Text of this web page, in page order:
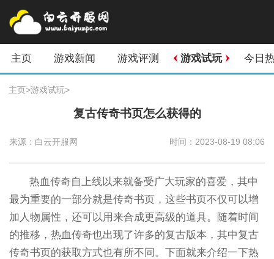
主页 游戏新闻 游戏评测 游戏试玩 今日
主页>游戏试玩>
复古传奇书页怎么获得的
来源：白云开服网 时间：2023-08-19 08:06
热血传奇自上线以来就备受广大玩家的喜爱，其中
最为重要的一部分就是传奇书页，这些书页不仅可以增
加人物属性，还可以用来合成更高级的道具。随着时间
的推移，热血传奇也出现了许多的复古版本，其中复古
传奇书页的获取方式也有所不同。下面就来介绍一下热